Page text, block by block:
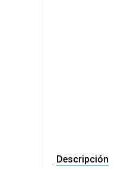
Descripción